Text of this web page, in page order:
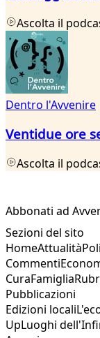
Ascolta il
Dentro l'Avvenire
Ventidue ore
Ascolta il
Abbonati ad
Sezioni del sito
HomeAttualità
Commenti
CuraFamiglia
Pubblicazioni
Edizioni locali
UpLuoghi